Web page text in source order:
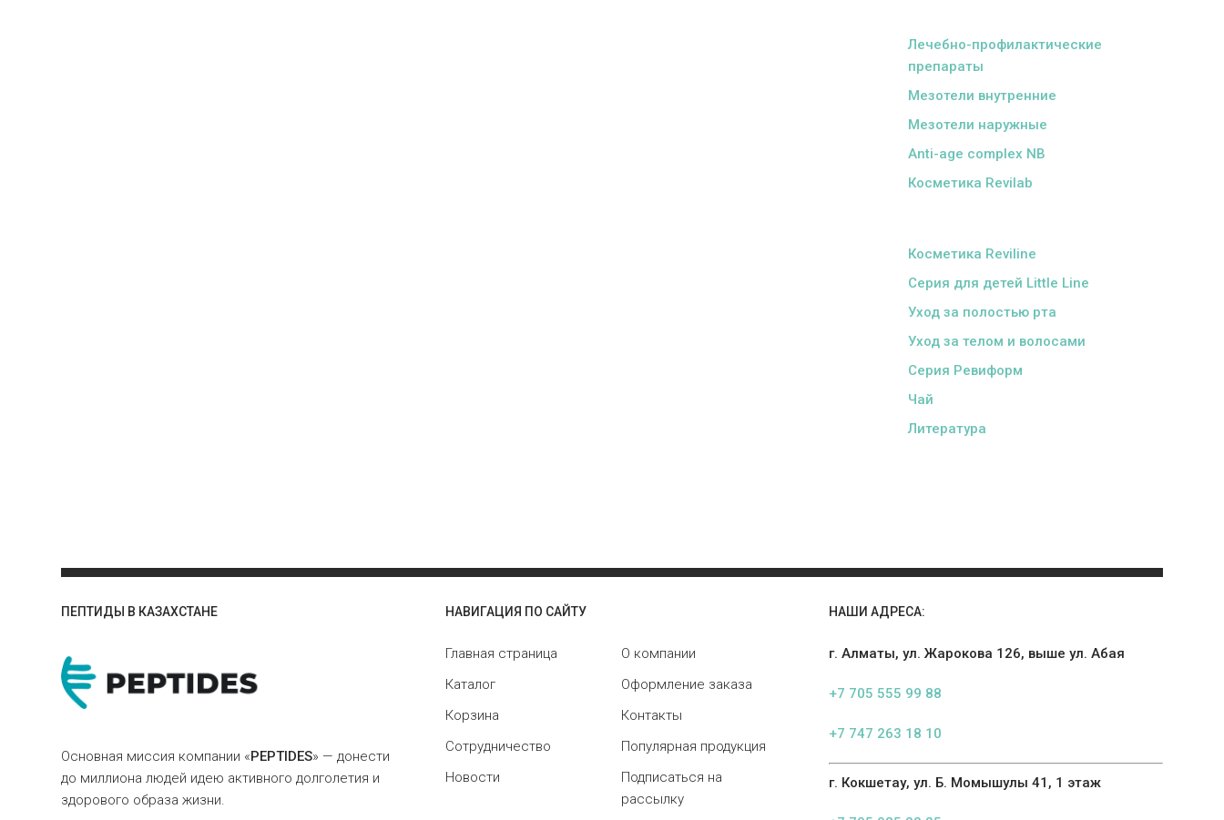
Лечебно-профилактические
препараты
Мезотели внутренние
Мезотели наружные
Anti-age complex NB
Косметика Revilab
Косметика Reviline
Серия для детей Little Line
Уход за полостью рта
Уход за телом и волосами
Серия Ревиформ
Чай
Литература
ПЕПТИДЫ В КАЗАХСТАНЕ
Основная миссия компании «PEPTIDES» — донести
до миллиона людей идею активного долголетия и
здорового образа жизни.
НАВИГАЦИЯ ПО САЙТУ
Главная страница
О компании
Каталог
Оформление заказа
Корзина
Контакты
Сотрудничество
Популярная продукция
Новости
Подписаться на
рассылку
НАШИ АДРЕСА:
г. Алматы, ул. Жарокова 126, выше ул. Абая
+7 705 555 99 88
+7 747 263 18 10
г. Кокшетау, ул. Б. Момышулы 41, 1 этаж